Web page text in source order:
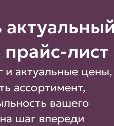
прайс-лист
и актуальные цены,
ассортимент,
вашего
шаг впереди